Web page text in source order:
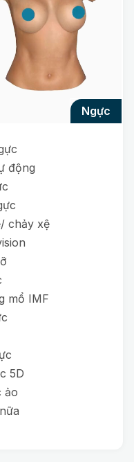
ngực
động
chảy xệ
mổ IMF
5D
ảo